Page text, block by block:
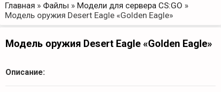
Главная » Файлы » Модели для сервера CS:GO »
Модель оружия Desert Eagle «Golden Eagle»
Модель оружия Desert Eagle «Golden Eagle»
Описание: